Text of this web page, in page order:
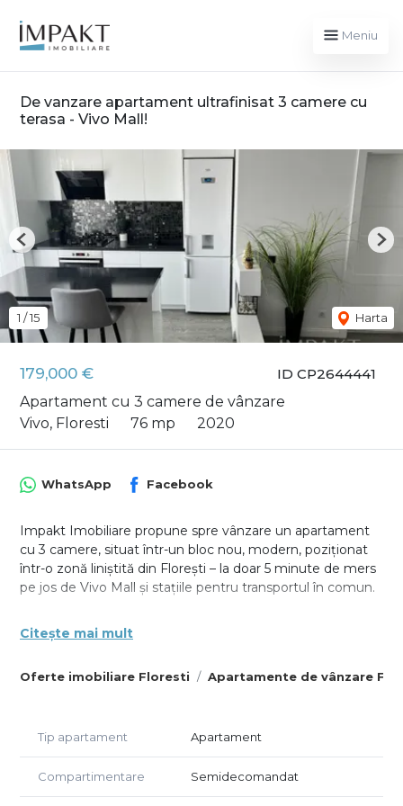
Meniu
De vanzare apartament ultrafinisat 3 camere cu
terasa - Vivo Mall!
ID CP2644441
179,000 €
Apartament cu 3 camere de vânzare
Vivo, Floresti
76 mp 2020
1 /15 Harta
Previous
Oferte imobiliare Floresti Apartamente de vânzare
WhatsApp Facebook
Impakt Imobiliare propune spre vânzare un apartament
cu 3 camere, situat într-un bloc nou, modern, poziționat
într-o zonă liniștită din Florești – la doar 5 minute de mers
pe jos de Vivo Mall și stațiile pentru transportul în comun.
construit în 2020 cu regim de înălțime S+P+6E+Er.
14.2 mp și un balcon de 4.1 mp. Compartimentarea este
Locuința este amenajată cu grijă, iar întreaga mobilă a
fost realizată pe comandă.
Dotări:
Citește mai mult
Tip apartament Apartament
Compartimentare Semidecomandat